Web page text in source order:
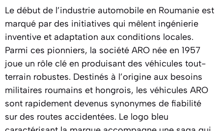
Le début de l’industrie automobile en Roumanie est
marqué par des initiatives qui mêlent ingénierie
inventive et adaptation aux conditions locales.
Parmi ces pionniers, la société ARO née en 1957
joue un rôle clé en produisant des véhicules tout-
terrain robustes. Destinés à l’origine aux besoins
militaires roumains et hongrois, les véhicules ARO
sont rapidement devenus synonymes de fiabilité
sur des routes accidentées. Le logo bleu